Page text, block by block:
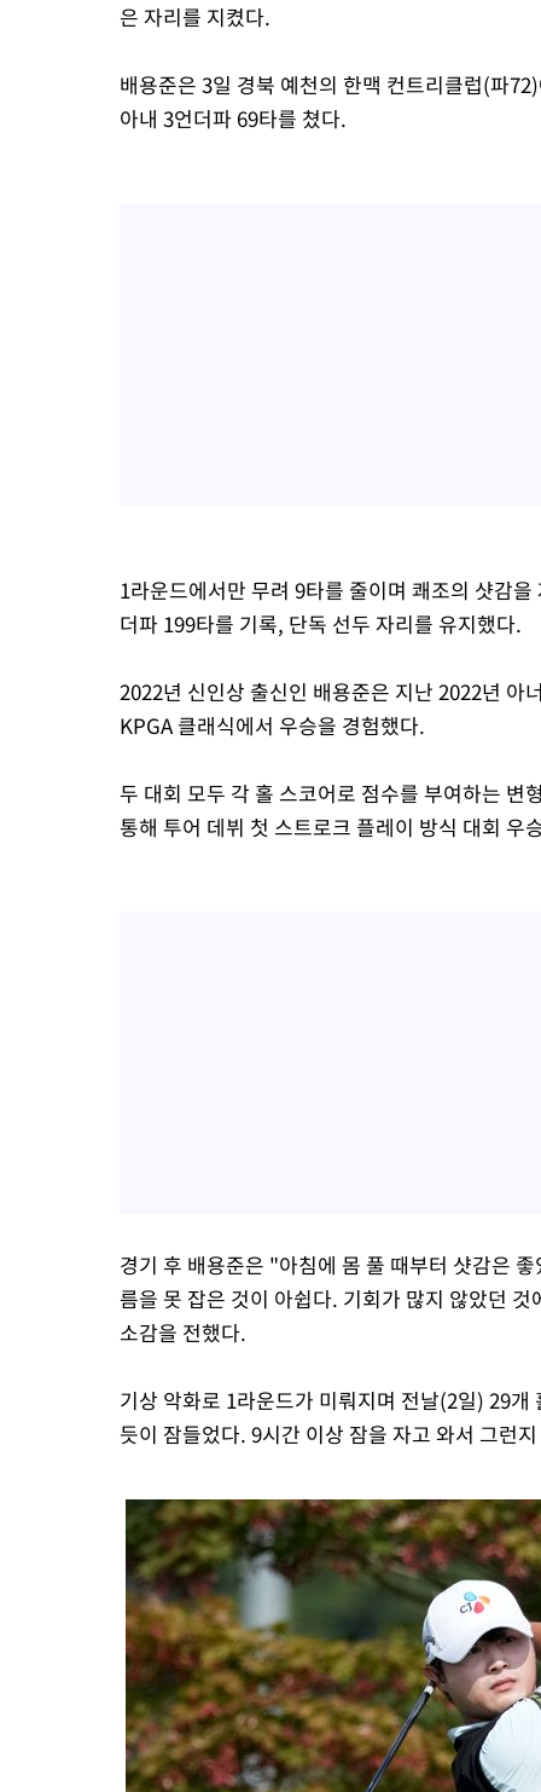
은 자리를 지켰다.
배용준은 3일 경북 예천의 한맥 컨트리클럽(파
아내 3언더파 69타를 쳤다.
1라운드에서만 무려 9타를 줄이며 쾌조의 샷감
더파 199타를 기록, 단독 선두 자리를 유지했다.
2022년 신인상 출신인 배용준은 지난 2022년 아
KPGA 클래식에서 우승을 경험했다.
두 대회 모두 각 홀 스코어로 점수를 부여하는
통해 투어 데뷔 첫 스트로크 플레이 방식 대회 우
경기 후 배용준은 "아침에 몸 풀 때부터 샷감은
름을 못 잡은 것이 아쉽다. 기회가 많지 않았던
소감을 전했다.
기상 악화로 1라운드가 미뤄지며 전날(2일) 29
듯이 잠들었다. 9시간 이상 잠을 자고 와서 그런